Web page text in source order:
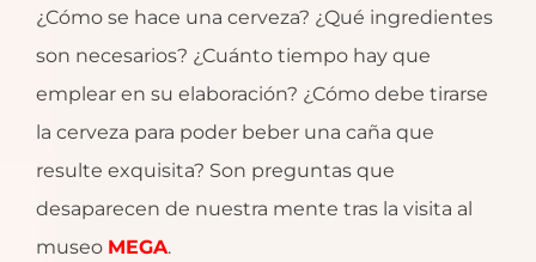
¿Cómo se hace una cerveza? ¿Qué ingredientes
son necesarios? ¿Cuánto tiempo hay que
emplear en su elaboración? ¿Cómo debe tirarse
la cerveza para poder beber una caña que
resulte exquisita? Son preguntas que
desaparecen de nuestra mente tras la visita al
museo MEGA.